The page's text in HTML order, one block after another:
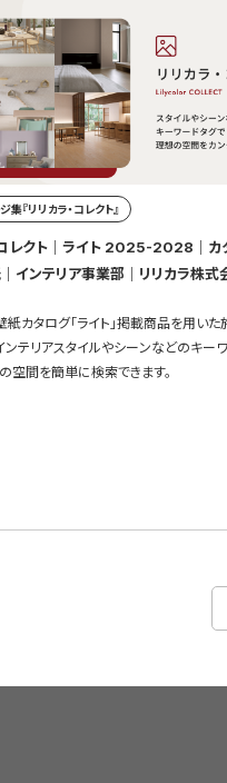
集『リリカラ・コレクト』
コレクト｜ライト 2025-2028｜カ
インテリア事業部｜リリカラ株式
紙カタログ「ライト」掲載商品を用いた
ンテリアスタイルやシーンなどのキー
空間を簡単に検索できます。